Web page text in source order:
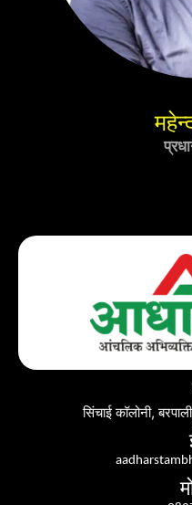
सिंचाई कॉलोनी,